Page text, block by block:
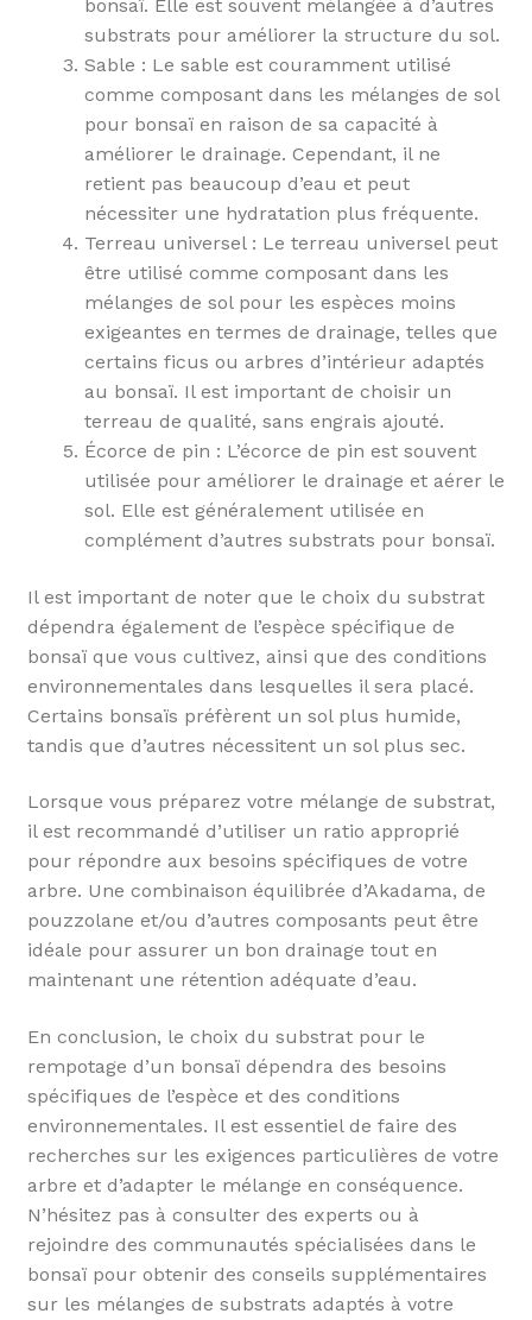
bonsaï. Elle est souvent mélangée à d’autres
substrats pour améliorer la structure du sol.
Sable : Le sable est couramment utilisé
comme composant dans les mélanges de sol
pour bonsaï en raison de sa capacité à
améliorer le drainage. Cependant, il ne
retient pas beaucoup d’eau et peut
nécessiter une hydratation plus fréquente.
Terreau universel : Le terreau universel peut
être utilisé comme composant dans les
mélanges de sol pour les espèces moins
exigeantes en termes de drainage, telles que
certains ficus ou arbres d’intérieur adaptés
au bonsaï. Il est important de choisir un
terreau de qualité, sans engrais ajouté.
Écorce de pin : L’écorce de pin est souvent
utilisée pour améliorer le drainage et aérer le
sol. Elle est généralement utilisée en
complément d’autres substrats pour bonsaï.
Il est important de noter que le choix du substrat
dépendra également de l’espèce spécifique de
bonsaï que vous cultivez, ainsi que des conditions
environnementales dans lesquelles il sera placé.
Certains bonsaïs préfèrent un sol plus humide,
tandis que d’autres nécessitent un sol plus sec.
Lorsque vous préparez votre mélange de substrat,
il est recommandé d’utiliser un ratio approprié
pour répondre aux besoins spécifiques de votre
arbre. Une combinaison équilibrée d’Akadama, de
pouzzolane et/ou d’autres composants peut être
idéale pour assurer un bon drainage tout en
maintenant une rétention adéquate d’eau.
En conclusion, le choix du substrat pour le
rempotage d’un bonsaï dépendra des besoins
spécifiques de l’espèce et des conditions
environnementales. Il est essentiel de faire des
recherches sur les exigences particulières de votre
arbre et d’adapter le mélange en conséquence.
N’hésitez pas à consulter des experts ou à
rejoindre des communautés spécialisées dans le
bonsaï pour obtenir des conseils supplémentaires
sur les mélanges de substrats adaptés à votre